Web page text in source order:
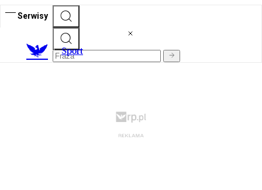
Serwisy
Sport